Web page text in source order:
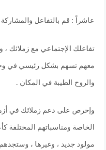
عاشراً : قم بالتفاعل
تفاعلك الإجتماعي مع زملائك
معهم تسهم بشكل رئيسي في
والروح الطيبة في المكان .
وإحرص على دعم زملائك في
الخاصة ومناسباتهم المختلفة
مولود جديد ، وغيرها ،